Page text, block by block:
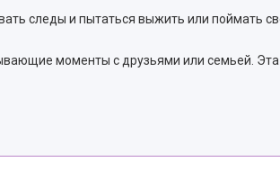
следы и пытаться выжить или поймать
моменты с друзьями или семьей.